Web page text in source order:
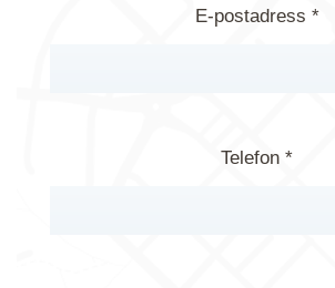
E-postadress *
Telefon *